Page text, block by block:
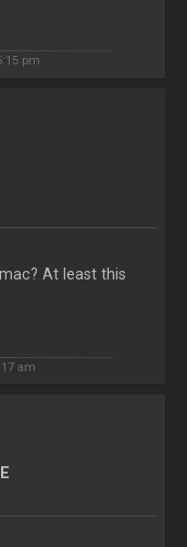
pm
At least this
am